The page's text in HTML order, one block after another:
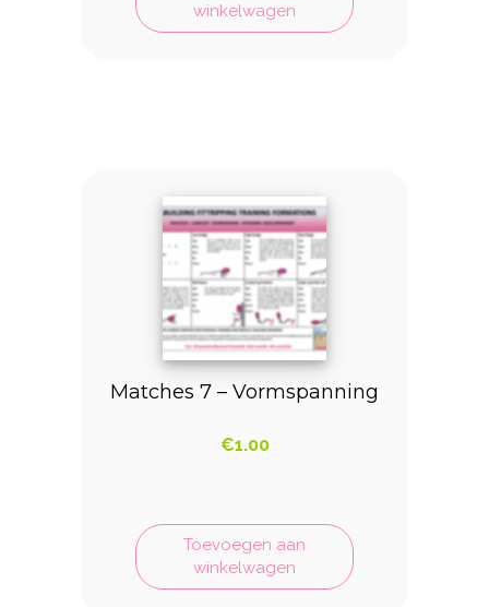
winkelwagen
Matches 7 – Vormspanning
€1.00
Toevoegen aan
winkelwagen